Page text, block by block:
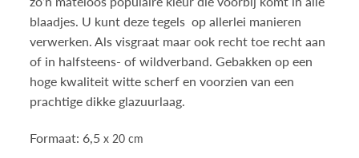
blaadjes. U kunt deze tegels op allerlei manieren
verwerken. Als visgraat maar ook recht toe recht aan
of in halfsteens- of wildverband. Gebakken op een
hoge kwaliteit witte scherf en voorzien van een
prachtige dikke glazuurlaag.
Formaat: 6,5x 20 cm